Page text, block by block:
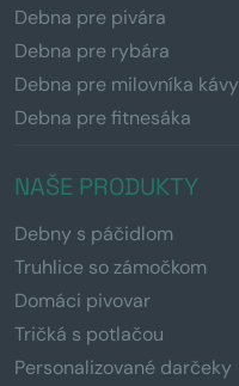
Debna pre pivára
Debna pre rybára
Debna pre milovníka kávy
Debna pre fitnesáka
NAŠE PRODUKTY
Debny s páčidlom
Truhlice so zámočkom
Domáci pivovar
Tričká s potlačou
Personalizované darčeky